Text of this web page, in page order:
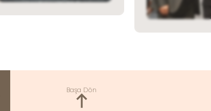
Başa Dön